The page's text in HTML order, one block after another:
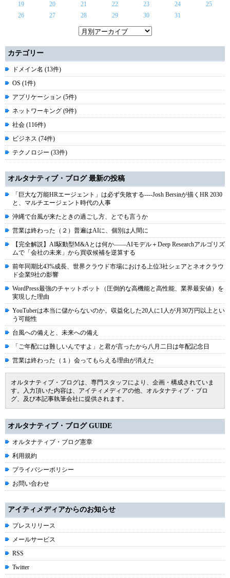
19
20 21 22 23 24
25
26
27 28 29 30 31
カテゴリー
ドメイン名 (13件)
OS (1件)
アプリケーション (5件)
ネットワーキング (9件)
社会 (116件)
ビジネス (74件)
テクノロジー (33件)
オルタナティブ・ブログ 最新の投稿
「巨大な万能HRエージェント」は必ず失敗する----Josh Bersinが描くHR 2030
と、マルチエージェント時代の人事
沖縄で台風が来たときの過ごし方、とでも言うか
営業は終わった（２）普遍はAIに、個別は人間に
【完全解説】AI駆動型M&Aとは何か――AIモデル＋Deep Researchアルゴリズ
ムで「会社の未来」から買収候補を逆算する
前年同期比43%成長、世界クラウド市場における上位3社シェアとネオクラウ
ド企業9社の影響
WordPress最強のチャットボット（圧倒的な高機能と高性能、業界最安値）を
実現した理由
YouTuberは本当に儲からないのか。収益化した20人に1人が月30万円以上とい
う可能性
台風への備えと、未来への備え
「ご年配には難しいんですよ」と君が言ったから八月二日は年配記念日
営業は終わった（１）会ってもらえる理由が消えた
オルタナティブ・ブログは、専門スタッフにより、企画・構成されていま
す。入力頂いた内容は、アイティメディアの他、オルタナティブ・ブロ
グ、及び本記事執筆会社に提供されます。
オルタナティブ・ブログ GUIDE
オルタナティブ・ブログ憲章
利用規約
プライバシーポリシー
お問い合わせ
アイティメディアからのお知らせ
プレスリリース
メールサービス
RSS
Twitter